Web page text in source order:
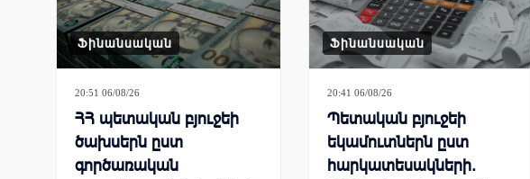
Ֆինանսական
20:51 06/08/26
ՀՀ պետական բյուջեի
ծախսերն ըստ
գործառական
Ֆինանսական
20:41 06/08/26
Պետական բյուջեի
եկամուտներն ըստ
հարկատեսակների.